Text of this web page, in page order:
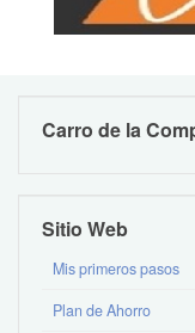
Carro de la
Sitio Web
Mis primeros pasos
Plan de Ahorro